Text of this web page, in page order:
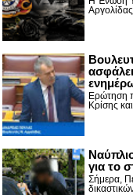
Ερώτηση
Κρίσης
για το
Σήμερα,